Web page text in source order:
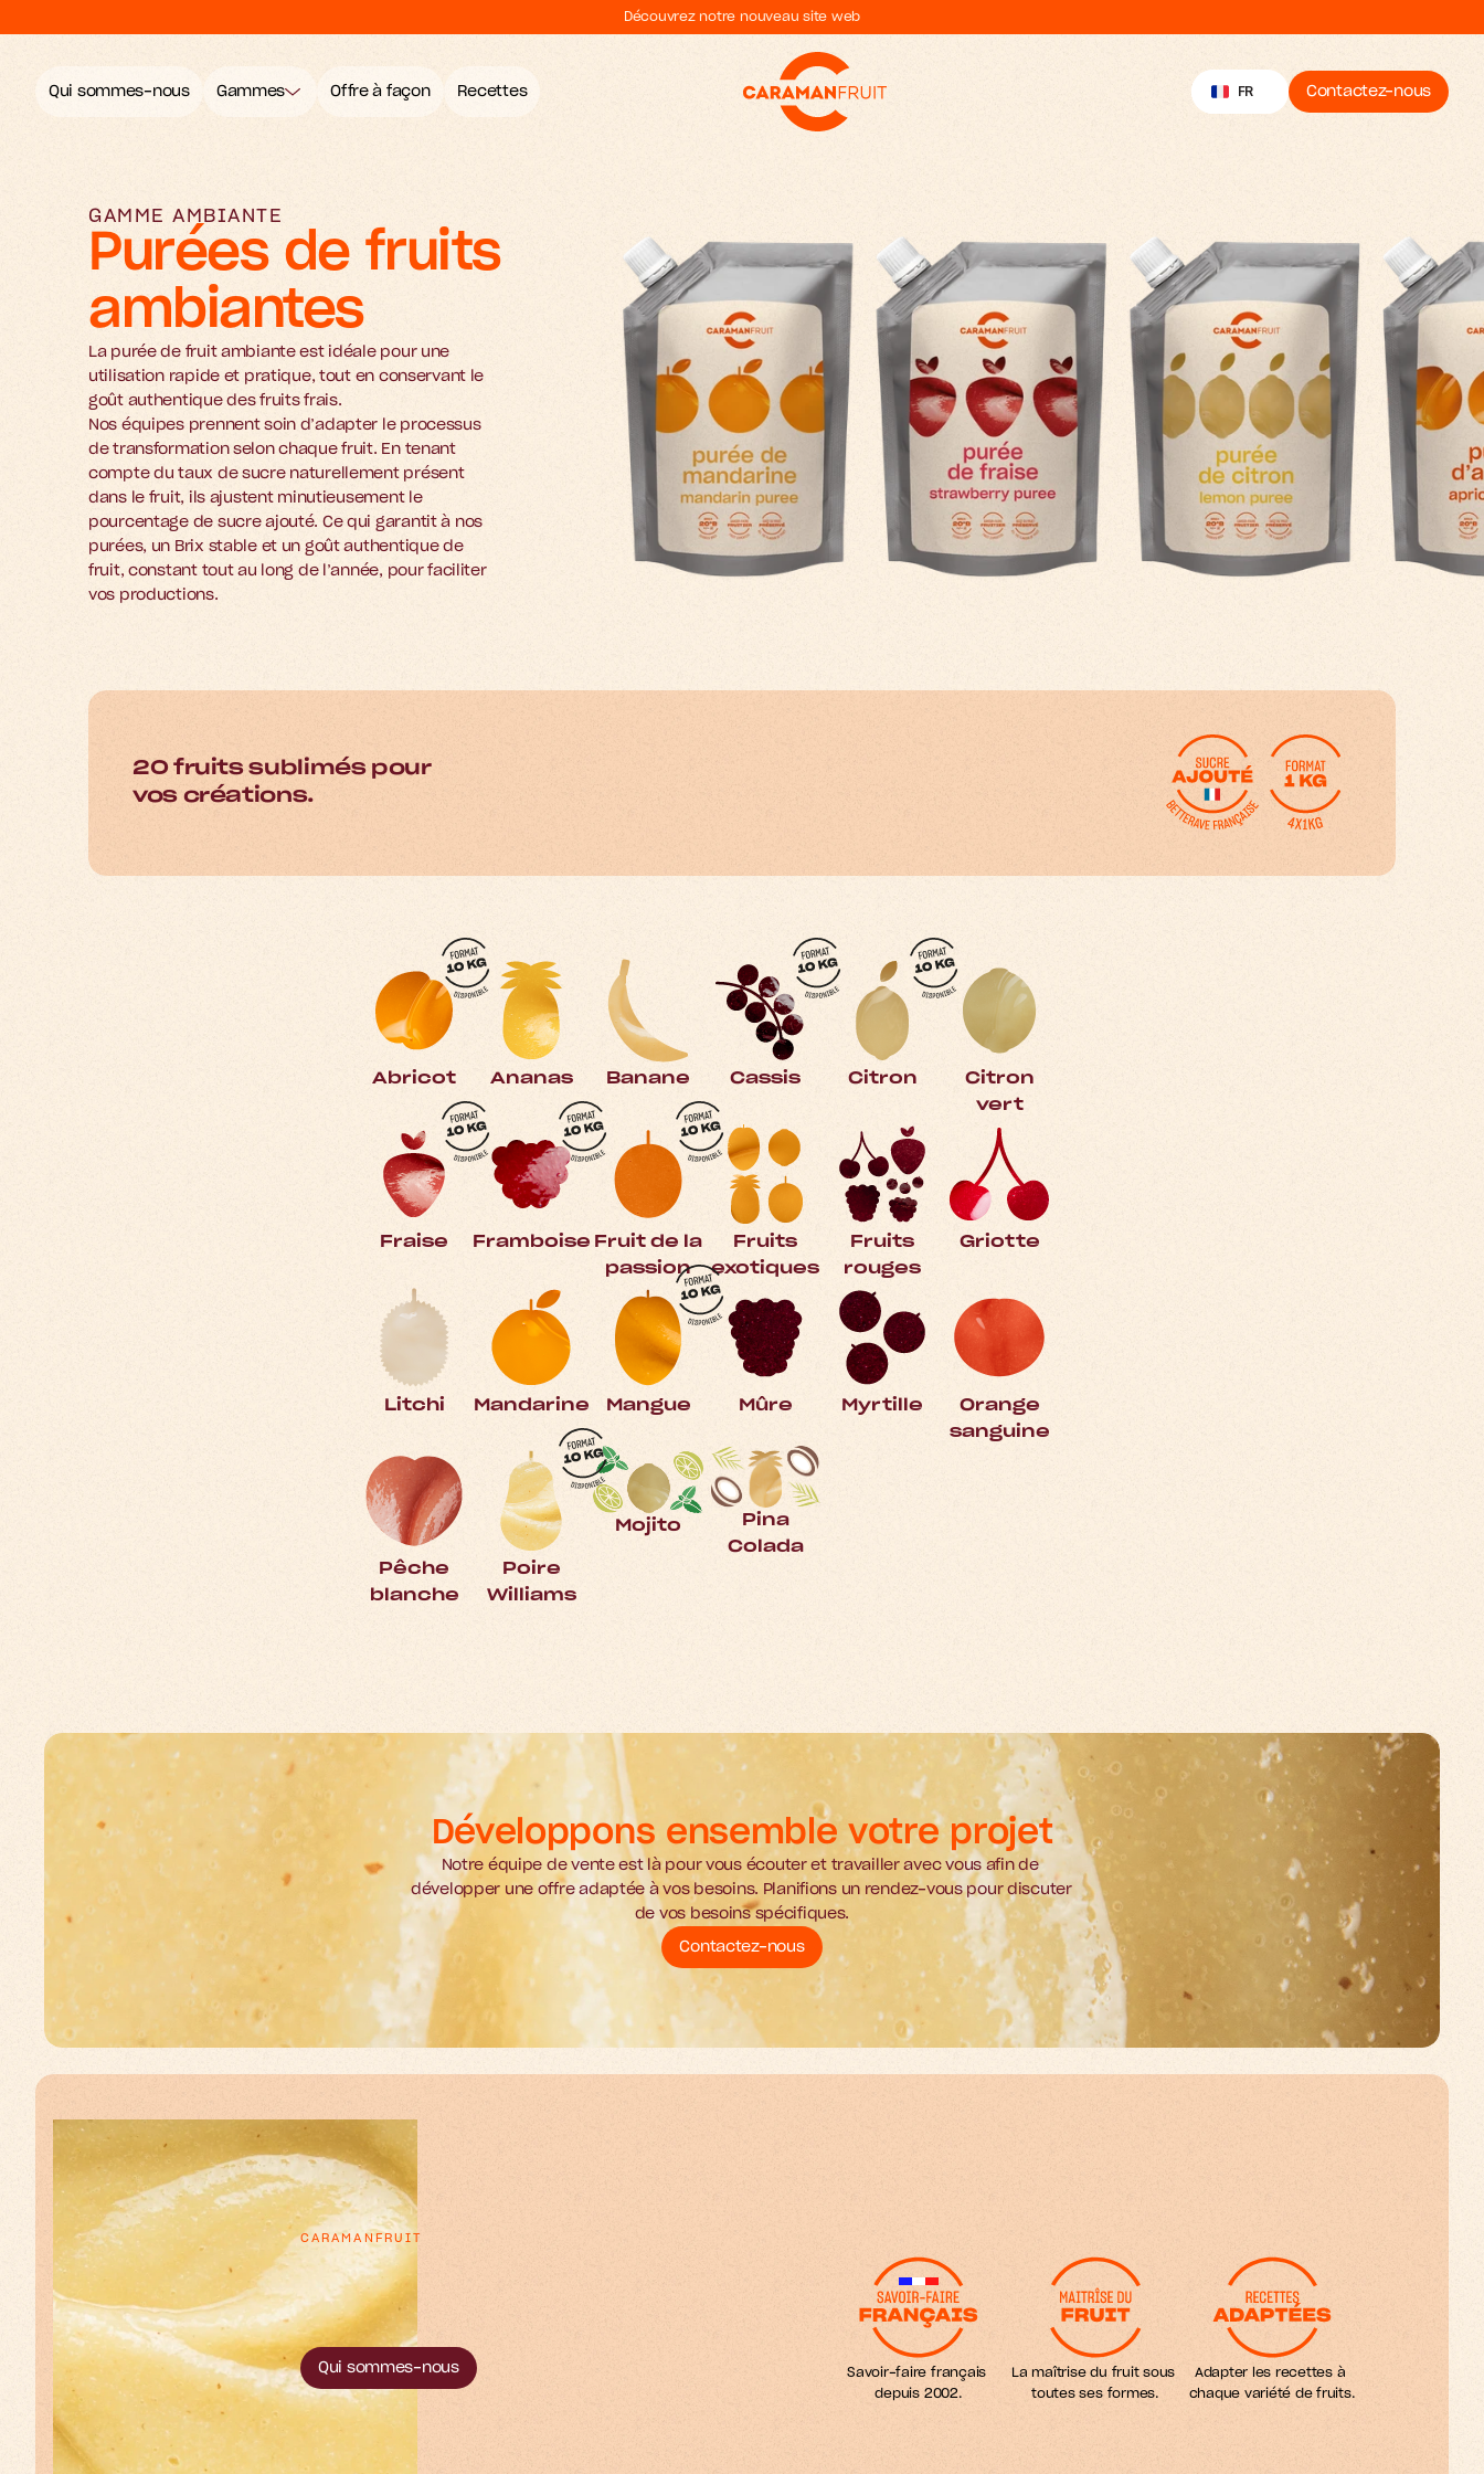
Découvrez notre nouveau site web
Qui sommes-nous Gammes Offre à façon Recettes
Select Language
FR Contactez-nous
GAMME AMBIANTE
Purées de fruits
ambiantes
La purée de fruit ambiante est idéale pour une
utilisation rapide et pratique, tout en conservant le
goût authentique des fruits frais.
Nos équipes prennent soin d’adapter le processus
de transformation selon chaque fruit. En tenant
compte du taux de sucre naturellement présent
dans le fruit, ils ajustent minutieusement le
pourcentage de sucre ajouté. Ce qui garantit à nos
purées, un Brix stable et un goût authentique de
fruit, constant tout au long de l’année, pour faciliter
vos productions.
20 fruits sublimés pour
vos créations.
Abricot Ananas Banane Cassis Citron
Citron
vert
Fraise Framboise Fruit de la
passion
Fruits
exotiques
Fruits
rouges
Griotte
Litchi Mandarine Mangue Mûre Myrtille
Orange
sanguine
Pêche
blanche
Poire
Williams
Mojito
Pina
Colada
Développons ensemble votre projet
Notre équipe de vente est là pour vous écouter et travailler avec vous afin de
développer une offre adaptée à vos besoins. Planifions un rendez-vous pour discuter
de vos besoins spécifiques.
Contactez-nous
CARAMANFRUIT
L’expe
toutesse
Qui sommes-nous
Savoir-faire français
depuis 2002.
La maîtrise du fruit sous
toutes ses formes.
Adapter les recettes à
chaque variété de fruits.